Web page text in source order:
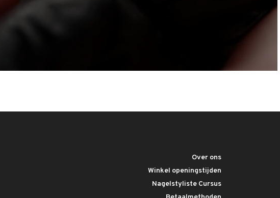
Over ons
Winkel openingstijden
Nagelstyliste Cursus